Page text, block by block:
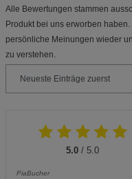
Alle Bewertungen stammen
Produkt bei uns erworben
persönliche Meinungen wieder
zu verstehen.
5.0 / 5.0
PiaBucher